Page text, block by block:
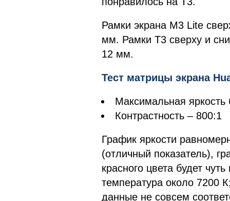
Рамки экрана M3 Lite
мм. Рамки T3 сверху и
12 мм.
Тест матрицы экрана
Максимальная яркость
Контрастность – 800:1
График яркости
(отличный показатель),
красного цвета будет
температура около 7200
данные не совсем